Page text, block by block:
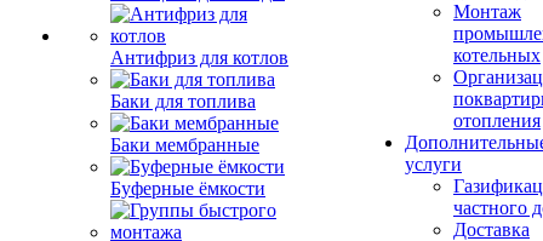
Антифриз для котлов
Баки для топлива
Баки мембранные
Буферные ёмкости
Монтаж
котельных
отопления
услуги
частного
Доставка